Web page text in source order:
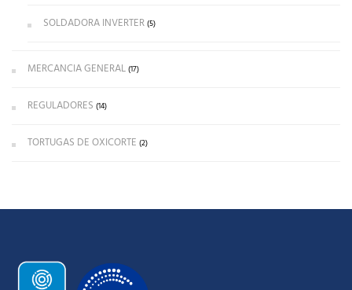
SOLDADORA INVERTER(5)
MERCANCIA GENERAL(17)
REGULADORES (14)
TORTUGAS DE OXICORTE (2)